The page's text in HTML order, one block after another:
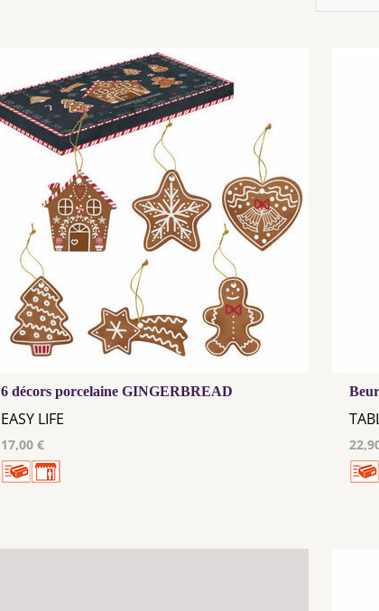
6 décors porcelaine GINGERBREAD
EASY LIFE
17,00 €